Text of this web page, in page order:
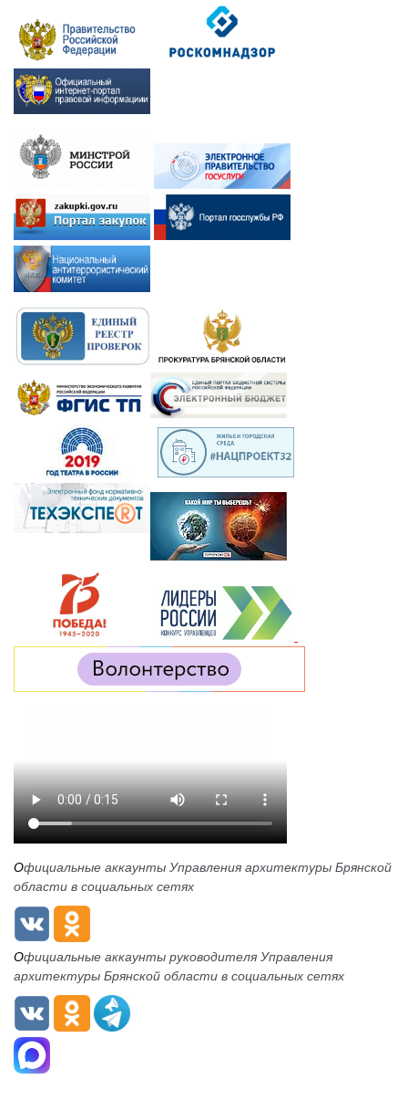
Официальные аккаунты Управления архитектуры Брянской
области в социальных сетях
Официальные аккаунты руководителя Управления
архитектуры Брянской области в социальных сетях